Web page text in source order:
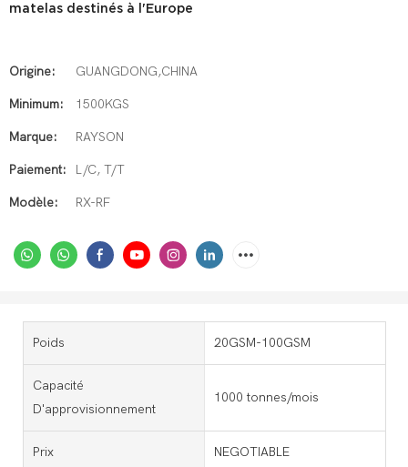
matelas destinés à l'Europe
Origine: GUANGDONG,CHINA
Minimum: 1500KGS
Marque: RAYSON
Paiement: L/C, T/T
Modèle: RX-RF
Poids 20GSM-100GSM
Capacité
D'approvisionnement
1000 tonnes/mois
Prix NEGOTIABLE